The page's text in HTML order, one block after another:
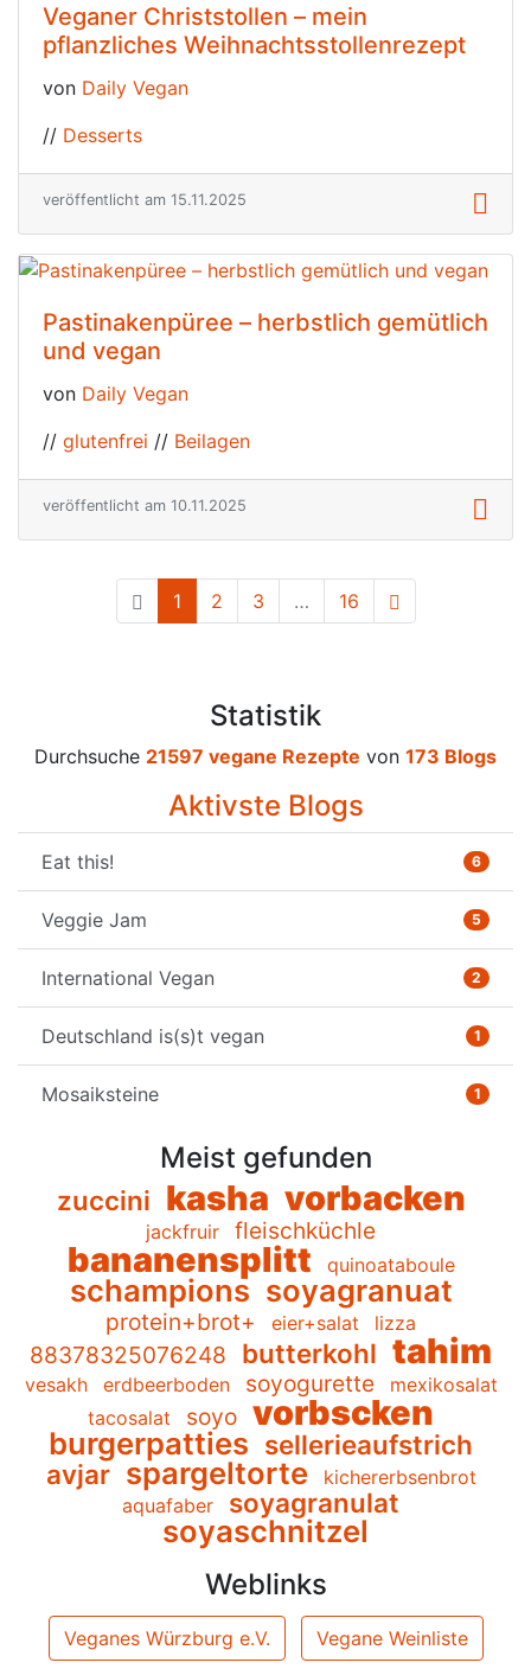
Veganer Christstollen – mein
pflanzliches Weihnachtsstollenrezept
von Daily Vegan
// Desserts
veröffentlicht am 15.11.2025
Pastinakenpüree – herbstlich gemütlich
und vegan
von Daily Vegan
// glutenfrei // Beilagen
veröffentlicht am 10.11.2025
1 (current)
2 3 … 16
Statistik
Durchsuche 21597 vegane Rezepte von 173 Blogs
Aktivste Blogs
Eat this! 6
Veggie Jam 5
International Vegan 2
Deutschland is(s)t vegan 1
Mosaiksteine 1
Meist gefunden
zuccini kasha vorbacken
jackfruir fleischküchle
bananensplitt quinoataboule
schampions soyagranuat
protein+brot+ eier+salat lizza
88378325076248 butterkohl tahim
vesakh erdbeerboden soyogurette
mexikosalat
tacosalat
soyo vorbscken
burgerpatties sellerieaufstrich
avjar spargeltorte
kichererbsenbrot
aquafaber
soyagranulat
soyaschnitzel
Weblinks
Veganes Würzburg e.V. Vegane Weinliste